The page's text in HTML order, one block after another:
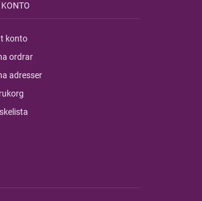
konto
ordrar
adresser